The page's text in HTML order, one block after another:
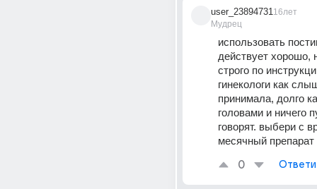
user_23894731
Мудрец
16лет
использовать
действует хорошо,
строго по
гинекологи как
принимала, долго
головами и ничего
говорят. выбери с
месячный препарат
0